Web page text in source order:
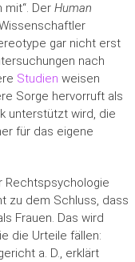
mit“. Der Human
gar nicht erst
nach
Studien weisen
Sorge hervorruft als
unterstützt wird, die
für das eigene
Rechtspsychologie
zu dem Schluss, dass
Frauen. Das wird
die Urteile fällen:
a. D., erklärt